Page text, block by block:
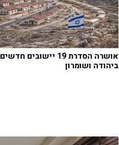
אושרה הסדרת 19 יישובים חדשים
ביהודה ושומרון